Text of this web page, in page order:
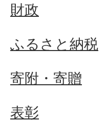
財政
ふるさと納税
寄附・寄贈
表彰